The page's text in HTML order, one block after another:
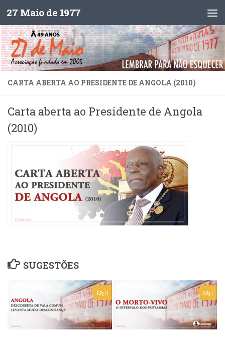
Skip to content
27 Maio de 1977
CARTA ABERTA AO PRESIDENTE DE ANGOLA (2010)
Carta aberta ao Presidente de Angola
(2010)
SUGESTÕES
0 1